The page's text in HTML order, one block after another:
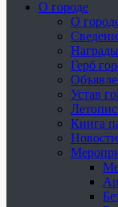
О городе
О
Герб
Устав
Книга
Новости